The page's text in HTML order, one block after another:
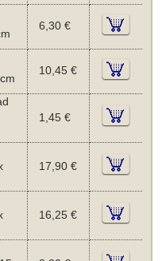
6,30 €
10,45 €
1,45 €
17,90 €
16,25 €